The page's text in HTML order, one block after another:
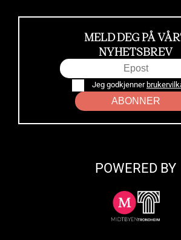
MELD DEG PÅ
NYHETSBREV
Jeg godkjenner
ABONNER
POWERED BY